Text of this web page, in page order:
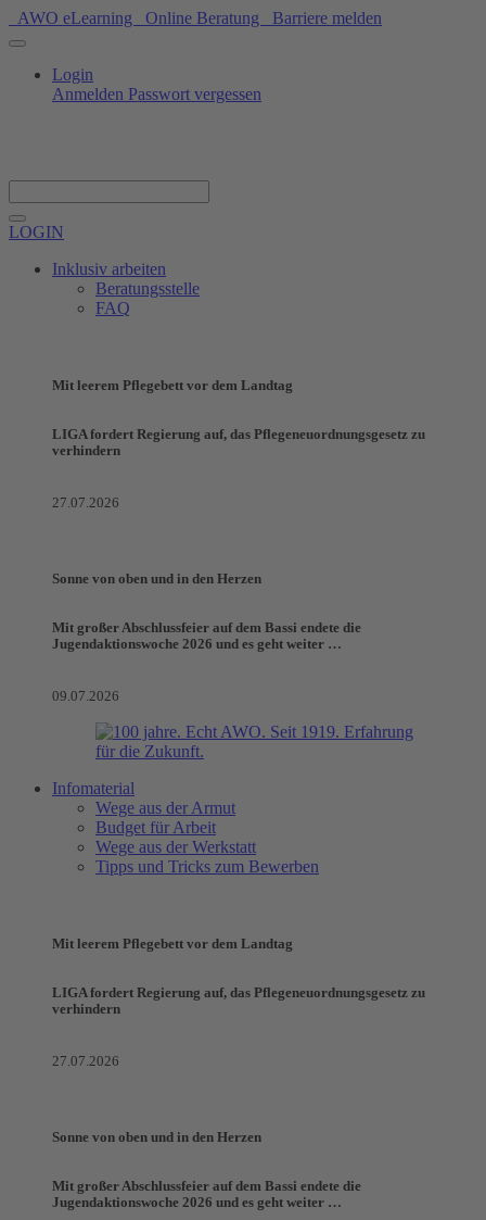
AWO eLearning Online Beratung Barriere melden
Login
Anmelden Passwort vergessen
LOGIN
Inklusiv arbeiten
Beratungsstelle
FAQ
Mit leerem Pflegebett vor dem Landtag
LIGA fordert Regierung auf, das Pflegeneuordnungsgesetz zu
verhindern
27.07.2026
Sonne von oben und in den Herzen
Mit großer Abschlussfeier auf dem Bassi endete die
Jugendaktionswoche 2026 und es geht weiter …
09.07.2026
Infomaterial
Wege aus der Armut
Budget für Arbeit
Wege aus der Werkstatt
Tipps und Tricks zum Bewerben
Mit leerem Pflegebett vor dem Landtag
LIGA fordert Regierung auf, das Pflegeneuordnungsgesetz zu
verhindern
27.07.2026
Sonne von oben und in den Herzen
Mit großer Abschlussfeier auf dem Bassi endete die
Jugendaktionswoche 2026 und es geht weiter …